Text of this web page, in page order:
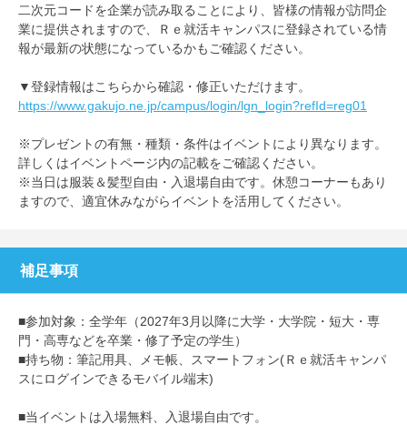
二次元コードを企業が読み取ることにより、皆様の情報が訪問企
業に提供されますので、Ｒｅ就活キャンパスに登録されている情
報が最新の状態になっているかもご確認ください。
▼登録情報はこちらから確認・修正いただけます。
https://www.gakujo.ne.jp/campus/login/lgn_login?refId=reg01
※プレゼントの有無・種類・条件はイベントにより異なります。
詳しくはイベントページ内の記載をご確認ください。
※当日は服装＆髪型自由・入退場自由です。休憩コーナーもあり
ますので、適宜休みながらイベントを活用してください。
補足事項
■参加対象：全学年（2027年3月以降に大学・大学院・短大・専
門・高専などを卒業・修了予定の学生）
■持ち物：筆記用具、メモ帳、スマートフォン(Ｒｅ就活キャンパ
スにログインできるモバイル端末)
■当イベントは入場無料、入退場自由です。